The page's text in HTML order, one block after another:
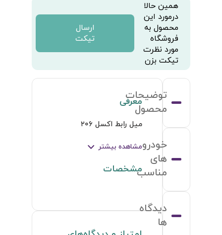
همین حالا
درمورد این
محصول به
فروشگاه
مورد نظرت
تیکت بزن
ارسال
تیکت
توضیحات
محصول
خودرو
های
مناسب
دیدگاه
ها
معرفی
میل رابط اکسل ۲۰۶
مشاهده بیشتر
مشخصات